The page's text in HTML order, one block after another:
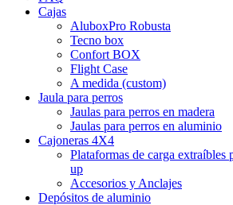
Cajas
AluboxPro Robusta
Tecno box
Confort BOX
Flight Case
A medida (custom)
Jaula para perros
Jaulas para perros en madera
Jaulas para perros en aluminio
Cajoneras 4X4
Plataformas de carga extraíbles
up
Accesorios y Anclajes
Depósitos de aluminio